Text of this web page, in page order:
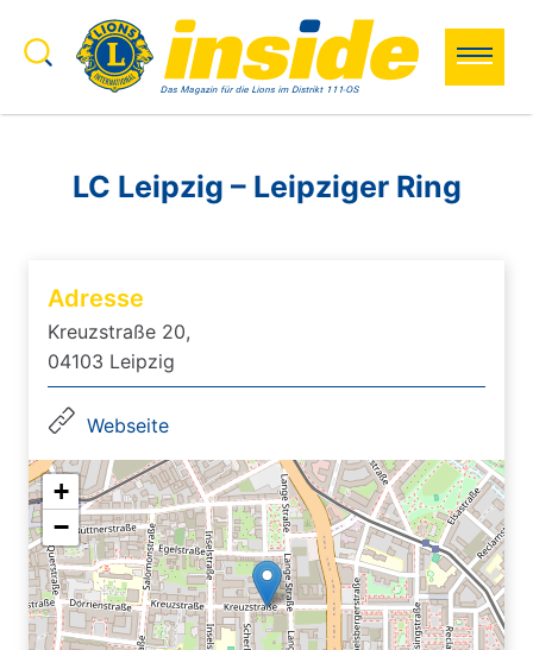
Zum Inhalt springen
Search to:
Search
LC Leipzig – Leipziger Ring
Adresse
Kreuzstraße 20,
04103 Leipzig
Webseite
+
−